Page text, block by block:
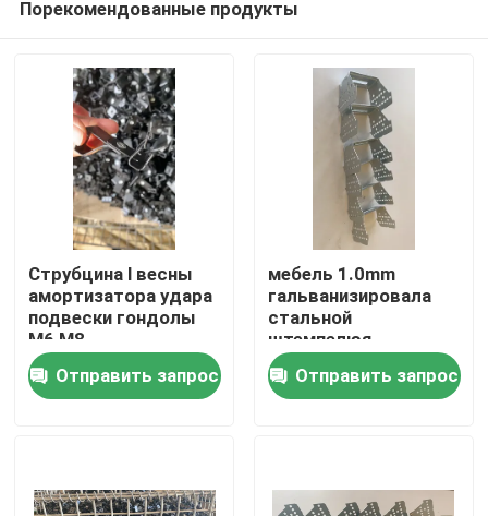
Дом
О нас
Порекомендованные продукты
Струбцина l весны
амортизатора удара
подвески гондолы
M6 M8
сформировала
Отправить запрос
мебель 1.0mm
гальванизировала
стальной
штемпелюя
кронштейн зажима
металла u
Отправить запрос